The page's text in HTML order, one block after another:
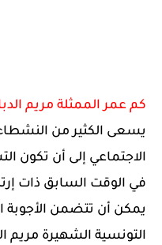
كم عمر الممثلة مريم
يسعى الكثير من
الاجتماعي إلى أن تكون
في الوقت السابق ذات
يمكن أن تتضمن الأجوبة
التونسية الشهيرة مريم